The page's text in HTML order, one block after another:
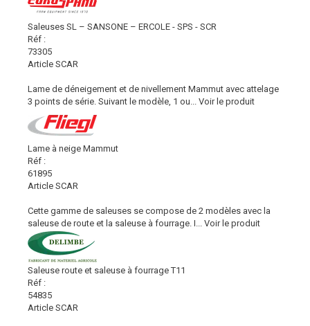
Saleuses SL – SANSONE – ERCOLE - SPS - SCR
Réf :
73305
Article SCAR
Lame de déneigement et de nivellement Mammut avec attelage
3 points de série. Suivant le modèle, 1 ou...
Voir le produit
Lame à neige Mammut
Réf :
61895
Article SCAR
Cette gamme de saleuses se compose de 2 modèles avec la
saleuse de route et la saleuse à fourrage. I...
Voir le produit
Saleuse route et saleuse à fourrage T11
Réf :
54835
Article SCAR